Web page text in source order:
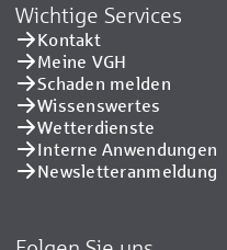
Wichtige Services
Kontakt
Meine VGH
Schaden melden
Wissenswertes
Wetterdienste
Interne Anwendungen
Newsletteranmeldung